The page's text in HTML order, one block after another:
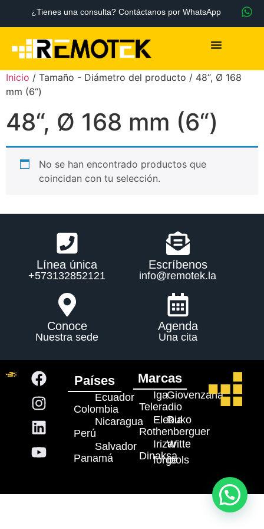
¿Tienes una consulta? Contáctanos por WhatsApp
Inicio / Tamaño - Diámetro del producto / 48“, Ø 168
mm (6“)
48“, Ø 168 mm (6“)
No se han encontrado productos que
coincidan con tu selección.
Línea única
+573132852121
Escríbenos
info@remotek.la
Conoce
Nuestra sede
Agenda
Una cita
Países
Colombia
Perú
Panamá
Ecuador
Nicaragua
Salvador
Marcas
Teleradio
Rothenberguer
Dinaksa
Iga
Elebia
Irizar
forge
Giovenzana
Ruko
Witte
tools